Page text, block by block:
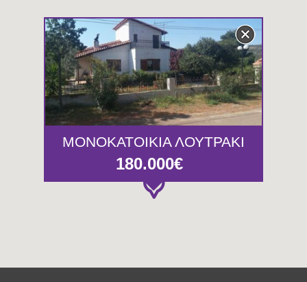
ΜΟΝΟΚΑΤΟΙΚΙΑ ΛΟΥΤΡΑΚΙ
180.000€